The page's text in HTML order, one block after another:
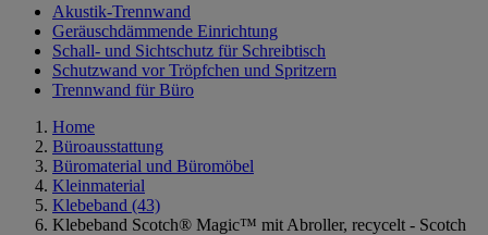
Akustik-Trennwand
Geräuschdämmende Einrichtung
Schall- und Sichtschutz für Schreibtisch
Schutzwand vor Tröpfchen und Spritzern
Trennwand für Büro
Home
Büroausstattung
Büromaterial und Büromöbel
Kleinmaterial
Klebeband (43)
Klebeband Scotch® Magic™ mit Abroller, recycelt - Scotch